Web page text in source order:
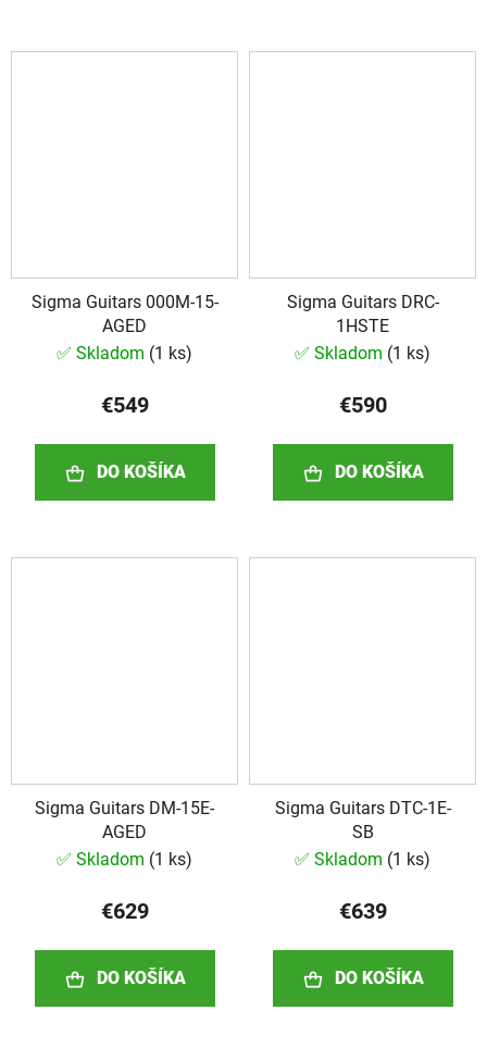
Sigma Guitars 000M-15-
AGED
✅ Skladom (1 ks)
€549
DO KOŠÍKA
Sigma Guitars DRC-
1HSTE
✅ Skladom (1 ks)
€590
DO KOŠÍKA
Sigma Guitars DM-15E-
AGED
✅ Skladom (1 ks)
€629
DO KOŠÍKA
Sigma Guitars DTC-1E-
SB
✅ Skladom (1 ks)
€639
DO KOŠÍKA